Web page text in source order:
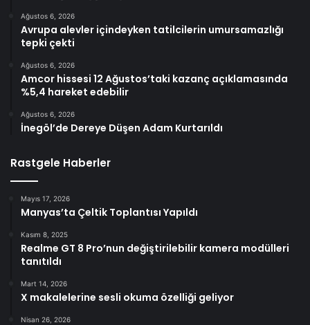
Ağustos 6, 2026
Avrupa alevler içindeyken tatilcilerin umursamazlığı
tepki çekti
Ağustos 6, 2026
Amcor hissesi 12 Ağustos’taki kazanç açıklamasında
%5,4 hareket edebilir
Ağustos 6, 2026
İnegöl’de Dereye Düşen Adam Kurtarıldı
Rastgele Haberler
Mayıs 17, 2026
Manyas’ta Çeltik Toplantısı Yapıldı
Kasım 8, 2025
Realme GT 8 Pro’nun değiştirilebilir kamera modülleri
tanıtıldı
Mart 14, 2026
X makalelerine sesli okuma özelliği geliyor
Nisan 26, 2026